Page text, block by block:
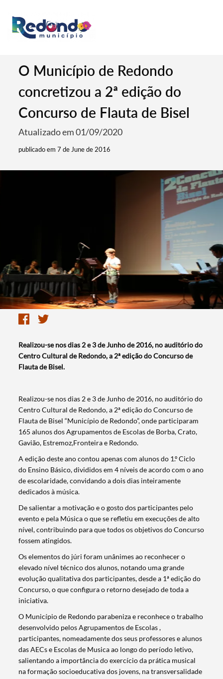
O Município de Redondo
concretizou a 2ª edição do
Concurso de Flauta de Bisel
Atualizado em 01/09/2020
publicado em 7 de June de 2016
Realizou-se nos dias 2 e 3 de Junho de 2016, no auditório do
Centro Cultural de Redondo, a 2ª edição do Concurso de
Flauta de Bisel.
Realizou-se nos dias 2 e 3 de Junho de 2016, no auditório do
Centro Cultural de Redondo, a 2ª edição do Concurso de
Flauta de Bisel “Município de Redondo”, onde participaram
165 alunos dos Agrupamentos de Escolas de Borba, Crato,
Gavião, Estremoz,Fronteira e Redondo.
A edição deste ano contou apenas com alunos do 1.º Ciclo
do Ensino Básico, divididos em 4 níveis de acordo com o ano
de escolaridade, convidando a dois dias inteiramente
dedicados à música.
De salientar a motivação e o gosto dos participantes pelo
evento e pela Música o que se refletiu em execuções de alto
nível, contribuindo para que todos os objetivos do Concurso
fossem atingidos.
Os elementos do júri foram unânimes ao reconhecer o
elevado nível técnico dos alunos, notando uma grande
evolução qualitativa dos participantes, desde a 1ª edição do
Concurso, o que configura o retorno desejado de toda a
iniciativa.
O Município de Redondo parabeniza e reconhece o trabalho
desenvolvido pelos Agrupamentos de Escolas ,
participantes, nomeadamente dos seus professores e alunos
das AECs e Escolas de Musica ao longo do período letivo,
salientando a importância do exercício da prática musical
na formação socioeducativa dos jovens, na transversalidade